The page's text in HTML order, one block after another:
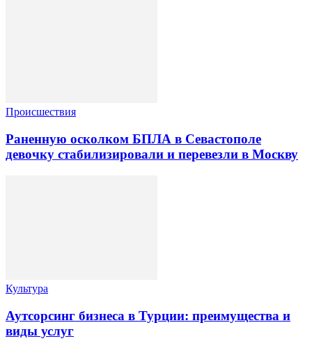
Происшествия
Раненную осколком БПЛА в Севастополе
девочку стабилизировали и перевезли в Москву
Культура
Аутсорсинг бизнеса в Турции: преимущества и
виды услуг